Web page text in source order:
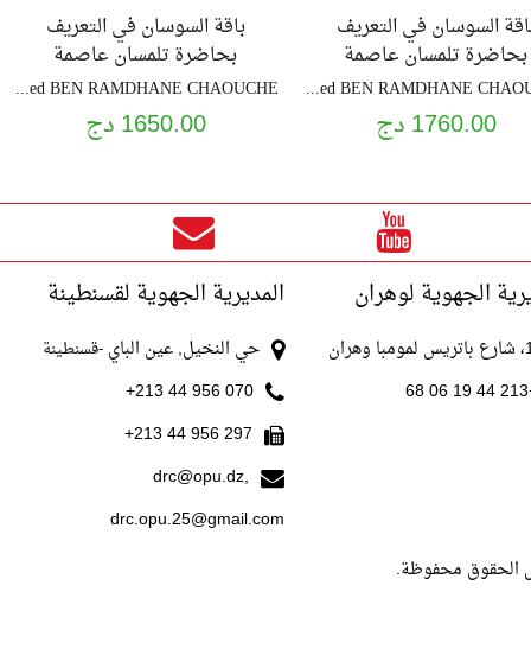
السوسان في التعريف
بحاضرة تلمسان عاصمة
دولة بني زيان ج1
EL HADJ Mhamed BEN RAMDHANE CHAOUCHE
1760.00 دج
باقة السوسان في التعريف
بحاضرة تلمسان عاصمة
دولة بن زيان ج2
EL HADJ Mhamed BEN RAMDHANE CHAOUCHE
1650.00 دج
الجهوية لوهران المديرية الجهوية لقسنطينة
حي النخيل, عين الباي -قسنطينة
070 956 44 213+
297 956 44 213+
drc@opu.dz,
drc.opu.25@gmail.com
الحقوق محفوظة.